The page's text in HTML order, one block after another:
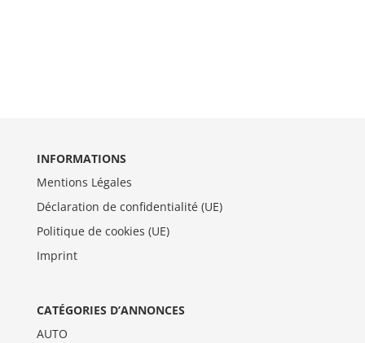
INFORMATIONS
Mentions Légales
Déclaration de confidentialité (UE)
Politique de cookies (UE)
Imprint
CATÉGORIES D’ANNONCES
AUTO